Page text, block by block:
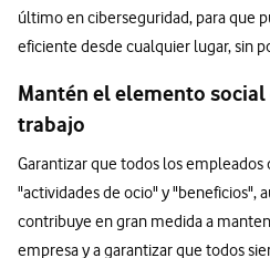
último en ciberseguridad, para que
eficiente desde cualquier lugar, sin
Mantén el elemento
trabajo
Garantizar que todos los empleados
"actividades de ocio" y "beneficios",
contribuye en gran medida a
empresa y a garantizar que todos